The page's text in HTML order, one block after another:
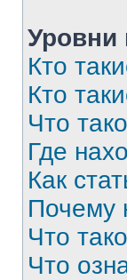
Уровни
Кто
Кто
Что
Где
Как
Почему
Что
Что